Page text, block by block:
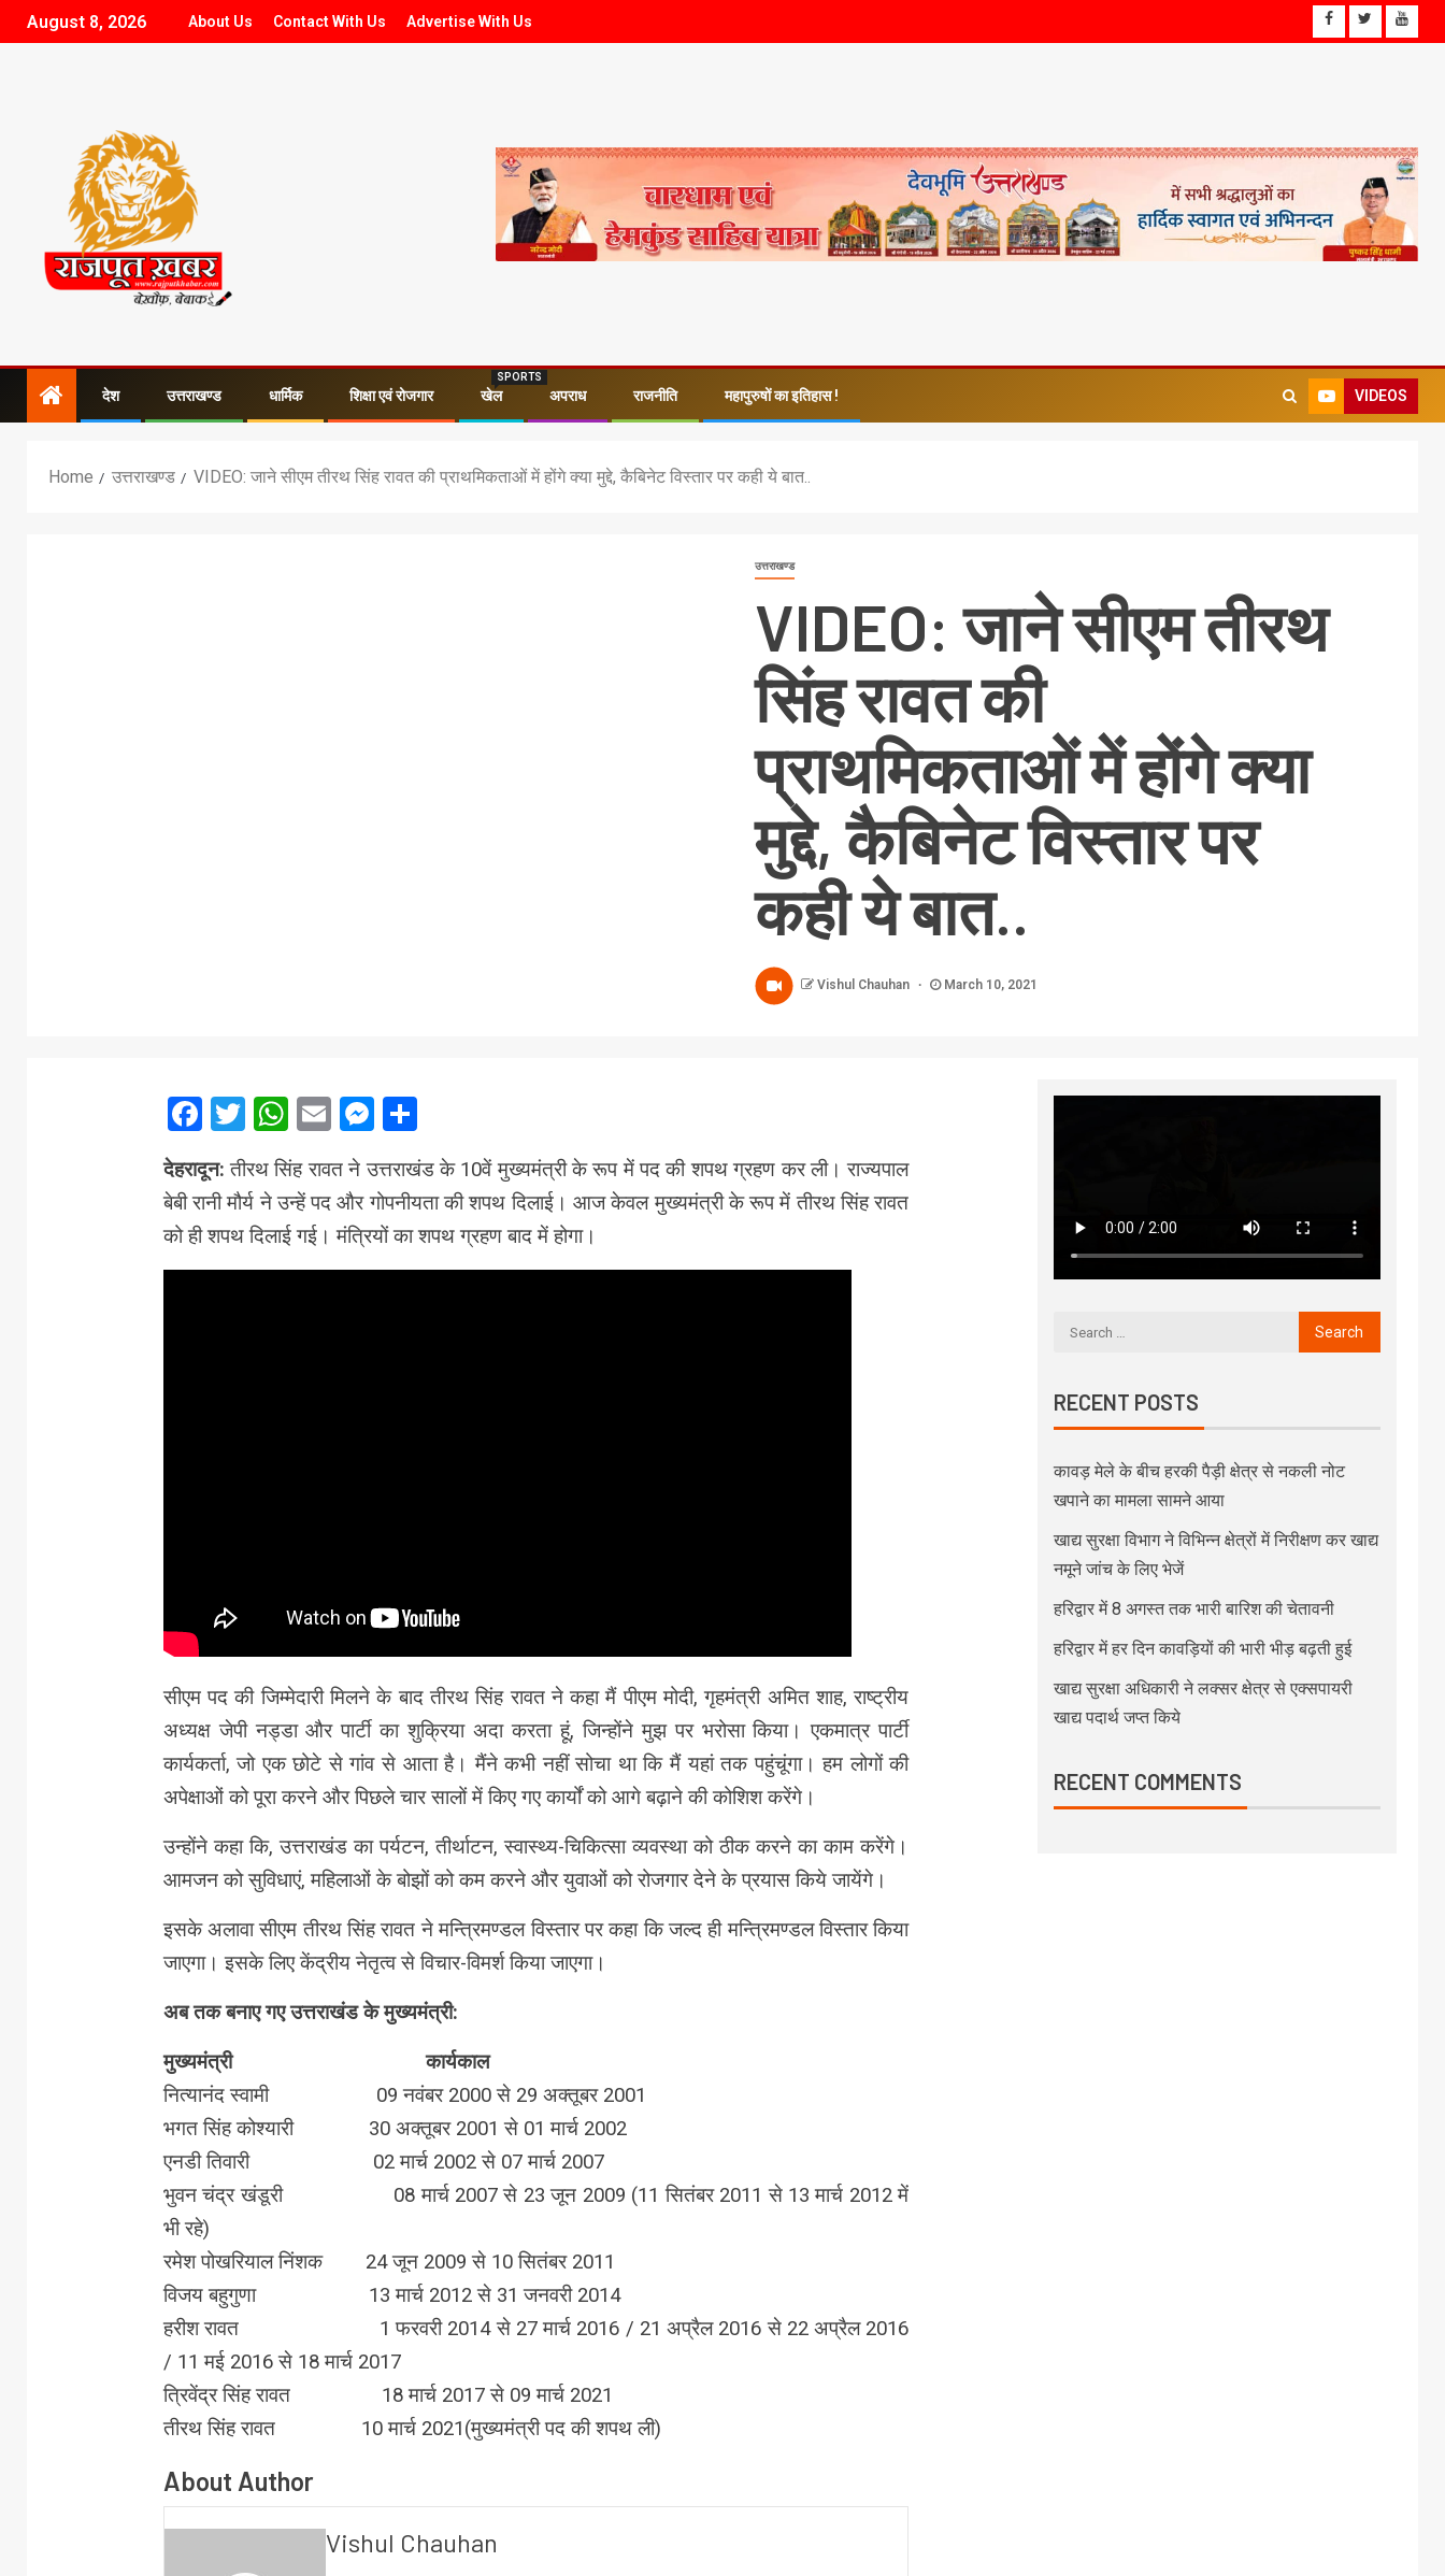
August 8, 2026 About Us Contact With Us Advertise With Us
देश उत्तराखण्ड धार्मिक शिक्षा एवं रोजगार खेल
SPORTS
अपराध राजनीति महापुरुषों का इतिहास ! VIDEOS
Home उत्तराखण्ड VIDEO: जाने सीएम तीरथ सिंह रावत की प्राथमिकताओं में होंगे क्या मुद्दे, कैबिनेट विस्तार पर कही ये बात..
उत्तराखण्ड
VIDEO: जाने सीएम तीरथ
सिंह रावत की
प्राथमिकताओं में होंगे क्या
मुद्दे, कैबिनेट विस्तार पर
कही ये बात..
Vishul Chauhan March 10, 2021
Facebook
Twitter
WhatsApp
EmailMessenger
Share
देहरादून: तीरथ सिंह रावत ने उत्तराखंड के 10वें मुख्यमंत्री के रूप में पद की शपथ ग्रहण कर ली। राज्यपाल
बेबी रानी मौर्य ने उन्हें पद और गोपनीयता की शपथ दिलाई। आज केवल मुख्यमंत्री के रूप में तीरथ सिंह रावत
को ही शपथ दिलाई गई। मंत्रियों का शपथ ग्रहण बाद में होगा।
सीएम पद की जिम्मेदारी मिलने के बाद तीरथ सिंह रावत ने कहा मैं पीएम मोदी, गृहमंत्री अमित शाह, राष्ट्रीय
अध्यक्ष जेपी नड्डा और पार्टी का शुक्रिया अदा करता हूं, जिन्होंने मुझ पर भरोसा किया। एकमात्र पार्टी
कार्यकर्ता, जो एक छोटे से गांव से आता है। मैंने कभी नहीं सोचा था कि मैं यहां तक पहुंचूंगा। हम लोगों की
अपेक्षाओं को पूरा करने और पिछले चार सालों में किए गए कार्यों को आगे बढ़ाने की कोशिश करेंगे।
उन्होंने कहा कि, उत्तराखंड का पर्यटन, तीर्थाटन, स्वास्थ्य-चिकित्सा व्यवस्था को ठीक करने का काम करेंगे।
आमजन को सुविधाएं, महिलाओं के बोझों को कम करने और युवाओं को रोजगार देने के प्रयास किये जायेंगे।
इसके अलावा सीएम तीरथ सिंह रावत ने मन्त्रिमण्डल विस्तार पर कहा कि जल्द ही मन्त्रिमण्डल विस्तार किया
जाएगा। इसके लिए केंद्रीय नेतृत्व से विचार-विमर्श किया जाएगा।
अब तक बनाए गए उत्तराखंड के मुख्यमंत्री:
मुख्यमंत्री
कार्यकाल
नित्यानंद स्वामी 09 नवंबर 2000 से 29 अक्तूबर 2001
भगत सिंह कोश्यारी 30 अक्तूबर 2001 से 01 मार्च 2002
एनडी तिवारी 02 मार्च 2002 से 07 मार्च 2007
भुवन चंद्र खंडूरी 08 मार्च 2007 से 23 जून 2009 (11 सितंबर 2011 से 13 मार्च 2012 में
भी रहे)
रमेश पोखरियाल निंशक 24 जून 2009 से 10 सितंबर 2011
विजय बहुगुणा 13 मार्च 2012 से 31 जनवरी 2014
हरीश रावत 1 फरवरी 2014 से 27 मार्च 2016 / 21 अप्रैल 2016 से 22 अप्रैल 2016
/ 11 मई 2016 से 18 मार्च 2017
त्रिवेंद्र सिंह रावत 18 मार्च 2017 से 09 मार्च 2021
तीरथ सिंह रावत 10 मार्च 2021(मुख्यमंत्री पद की शपथ ली)
About Author
Vishul Chauhan
RECENT POSTS
कावड़ मेले के बीच हरकी पैड़ी क्षेत्र से नकली नोट
खपाने का मामला सामने आया
खाद्य सुरक्षा विभाग ने विभिन्न क्षेत्रों में निरीक्षण कर खाद्य
नमूने जांच के लिए भेजें
हरिद्वार में 8 अगस्त तक भारी बारिश की चेतावनी
हरिद्वार में हर दिन कावड़ियों की भारी भीड़ बढ़ती हुई
खाद्य सुरक्षा अधिकारी ने लक्सर क्षेत्र से एक्सपायरी
खाद्य पदार्थ जप्त किये
RECENT COMMENTS